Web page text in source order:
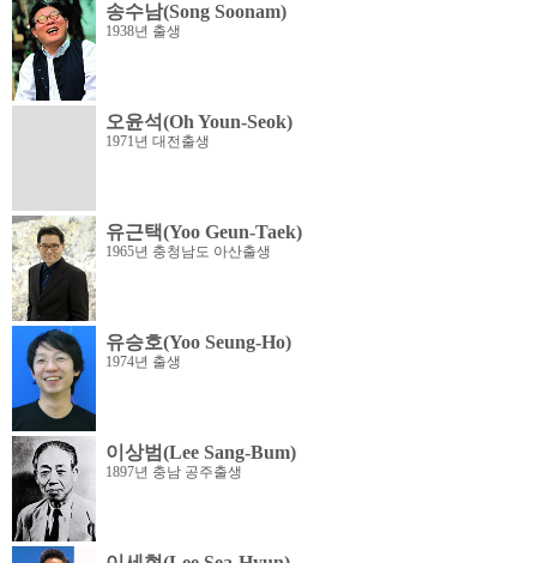
송수남(Song Soonam)
1938년 출생
오윤석(Oh Youn-Seok)
1971년 대전출생
유근택(Yoo Geun-Taek)
1965년 충청남도 아산출생
유승호(Yoo Seung-Ho)
1974년 출생
이상범(Lee Sang-Bum)
1897년 충남 공주출생